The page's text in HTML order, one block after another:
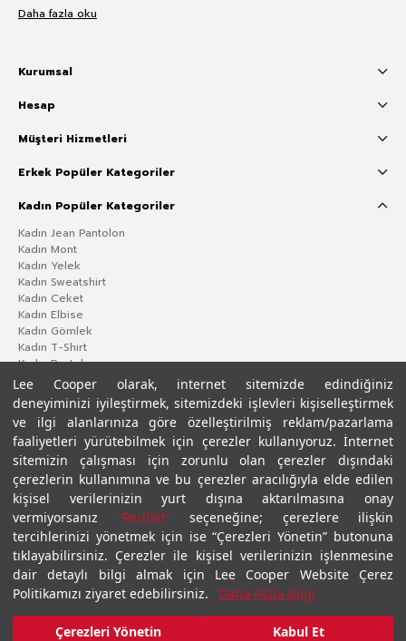
Lee Cooper olarak, internet sitemizde edindiğiniz
deneyiminizi iyileştirmek, sitemizdeki işlevleri kişiselleştirmek
ve ilgi alanlarınıza göre özelleştirilmiş reklam/pazarlama
faaliyetleri yürütebilmek için çerezler kullanıyoruz. İnternet
sitemizin çalışması için zorunlu olan çerezler dışındaki
çerezlerin kullanımına ve bu çerezler aracılığıyla elde edilen
kişisel verilerinizin yurt dışına aktarılmasına onay
vermiyorsanız “Reddet”seçeneğine; çerezlere ilişkin
tercihlerinizi yönetmek için ise “Çerezleri Yönetin” butonuna
tıklayabilirsiniz. Çerezler ile kişisel verilerinizin işlenmesine
dair detaylı bilgi almak için Lee Cooper Website Çerez
Politikamızı ziyaret edebilirsiniz.
Daha Fazla Bilgi
Çerezleri Yönetin Kabul Et
Daha fazla oku
Kurumsal
Hesap
Müşteri Hizmetleri
Erkek Popüler Kategoriler
Kadın Popüler Kategoriler
Kadın Jean Pantolon
Kadın Mont
Kadın Yelek
Kadın Sweatshirt
Kadın Ceket
Kadın Elbise
Kadın Gömlek
Kadın T-Shirt
Kadın Pantolon
Gizlilik PolitikasıÇerez PolitikasıKVKK Aydınlatma MetniŞartlar ve Koşullar
© 2026 Leecooper - Tüm Hakları Saklıdır.